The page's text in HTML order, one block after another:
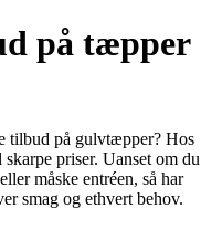
på tæpper
tilbud på gulvtæpper? Hos
priser. Uanset om du
måske entréen, så har
smag og ethvert behov.